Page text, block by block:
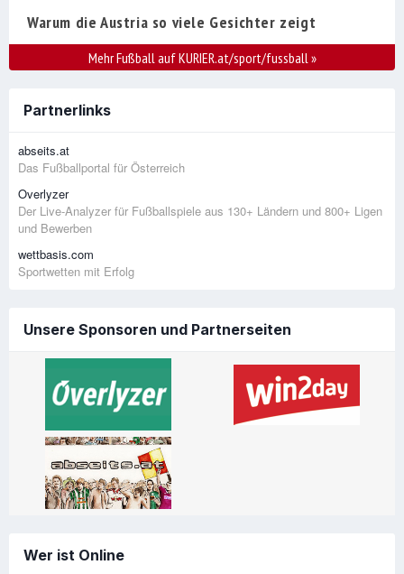
Warum die Austria so viele Gesichter zeigt
Mehr Fußball auf KURIER.at/sport/fussball»
Partnerlinks
abseits.at
Das Fußballportal für Österreich
Overlyzer
Der Live-Analyzer für Fußballspiele aus 130+ Ländern und 800+ Ligen
und Bewerben
wettbasis.com
Sportwetten mit Erfolg
Unsere Sponsoren und Partnerseiten
Wer ist Online